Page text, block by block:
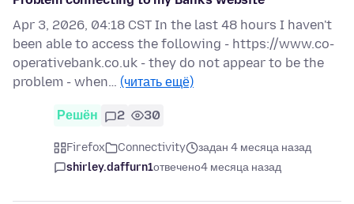
Apr 3, 2026, 04:18 CST In the last 48 hours I haven't
been able to access the following - https://www.co-
operativebank.co.uk - they do not appear to be the
problem - when… (читать ещё)
Решён 2 30
Firefox Connectivity
задан 4 месяца назад
shirley.daffurn1отвечено4 месяца назад